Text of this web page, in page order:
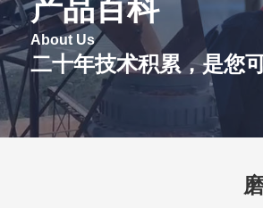
产品百科
About Us
二十年技术积累，是您